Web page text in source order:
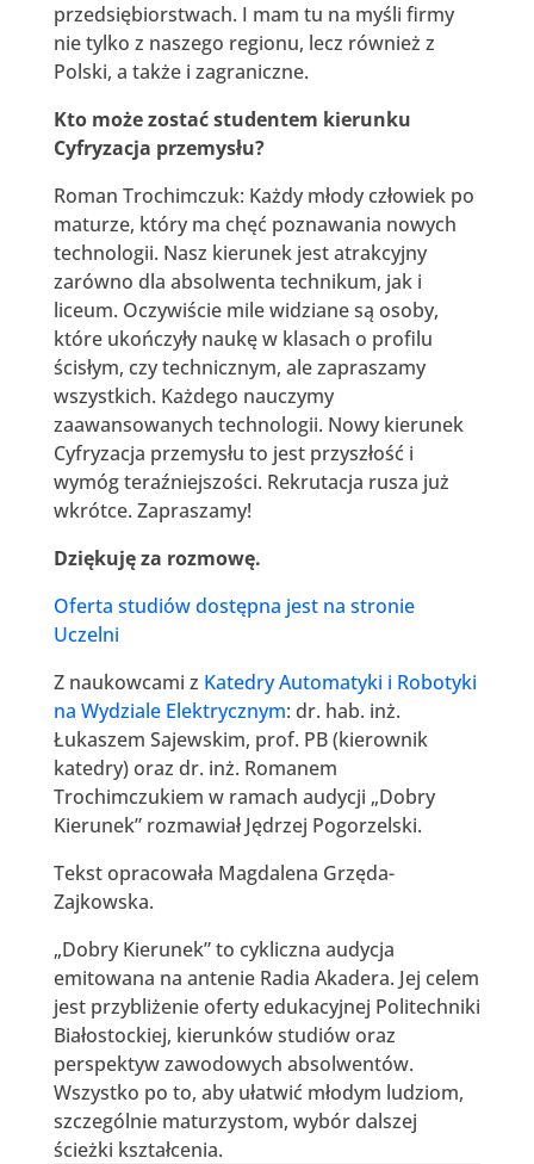
przedsiębiorstwach. I mam tu na myśli firmy
nie tylko z naszego regionu, lecz również z
Polski, a także i zagraniczne.
Kto może zostać studentem kierunku
Cyfryzacja przemysłu?
Roman Trochimczuk: Każdy młody człowiek po
maturze, który ma chęć poznawania nowych
technologii. Nasz kierunek jest atrakcyjny
zarówno dla absolwenta technikum, jak i
liceum. Oczywiście mile widziane są osoby,
które ukończyły naukę w klasach o profilu
ścisłym, czy technicznym, ale zapraszamy
wszystkich. Każdego nauczymy
zaawansowanych technologii. Nowy kierunek
Cyfryzacja przemysłu to jest przyszłość i
wymóg teraźniejszości. Rekrutacja rusza już
wkrótce. Zapraszamy!
Dziękuję za rozmowę.
Oferta studiów dostępna jest na stronie
Uczelni
Z naukowcami z Katedry Automatyki i Robotyki
na Wydziale Elektrycznym: dr. hab. inż.
Łukaszem Sajewskim, prof. PB (kierownik
katedry) oraz dr. inż. Romanem
Trochimczukiem w ramach audycji „Dobry
Kierunek” rozmawiał Jędrzej Pogorzelski.
Tekst opracowała Magdalena Grzęda-
Zajkowska.
„Dobry Kierunek” to cykliczna audycja
emitowana na antenie Radia Akadera. Jej celem
jest przybliżenie oferty edukacyjnej Politechniki
Białostockiej, kierunków studiów oraz
perspektyw zawodowych absolwentów.
Wszystko po to, aby ułatwić młodym ludziom,
szczególnie maturzystom, wybór dalszej
ścieżki kształcenia.